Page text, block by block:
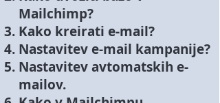
Mailchimp?
Kako kreirati e-mail?
Nastavitev e-mail kampanije?
Nastavitev avtomatskih e-
mailov.